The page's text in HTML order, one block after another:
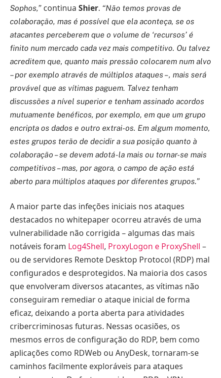
Sophos,” continua Shier. “Não temos provas de
colaboração, mas é possível que ela aconteça, se os
atacantes perceberem que o volume de ‘recursos’ é
finito num mercado cada vez mais competitivo. Ou talvez
acreditem que, quanto mais pressão colocarem num alvo
– por exemplo através de múltiplos ataques –, mais será
provável que as vítimas paguem. Talvez tenham
discussões a nível superior e tenham assinado acordos
mutuamente benéficos, por exemplo, em que um grupo
encripta os dados e outro extrai-os. Em algum momento,
estes grupos terão de decidir a sua posição quanto à
colaboração – se devem adotá-la mais ou tornar-se mais
competitivos – mas, por agora, o campo de ação está
aberto para múltiplos ataques por diferentes grupos.”
A maior parte das infeções iniciais nos ataques
destacados no whitepaper ocorreu através de uma
vulnerabilidade não corrigida – algumas das mais
notáveis foram Log4Shell, ProxyLogon e ProxyShell –
ou de servidores Remote Desktop Protocol (RDP) mal
configurados e desprotegidos. Na maioria dos casos
que envolveram diversos atacantes, as vítimas não
conseguiram remediar o ataque inicial de forma
eficaz, deixando a porta aberta para atividades
cribercriminosas futuras. Nessas ocasiões, os
mesmos erros de configuração do RDP, bem como
aplicações como RDWeb ou AnyDesk, tornaram-se
caminhos facilmente exploráveis para ataques